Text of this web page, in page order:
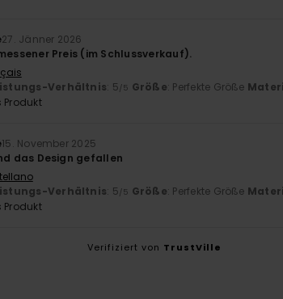
27. Jänner 2026
Preis (im Schlussverkauf).
Verhältnis: 5/5 Größe: Perfekte Größe
Produkt
15. November 2025
das Design gefallen
Verhältnis: 5/5 Größe: Perfekte Größe
Produkt
Verifiziert von TrustVille